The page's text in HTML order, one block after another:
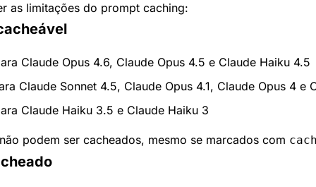
as limitações do prompt caching:
Claude Opus 4.6, Claude Opus 4.5 e Claude Haiku 4.5
Claude Sonnet 4.5, Claude Opus 4.1, Claude Opus 4 e
Claude Haiku 3.5 e Claude Haiku 3
podem ser cacheados, mesmo se marcados com